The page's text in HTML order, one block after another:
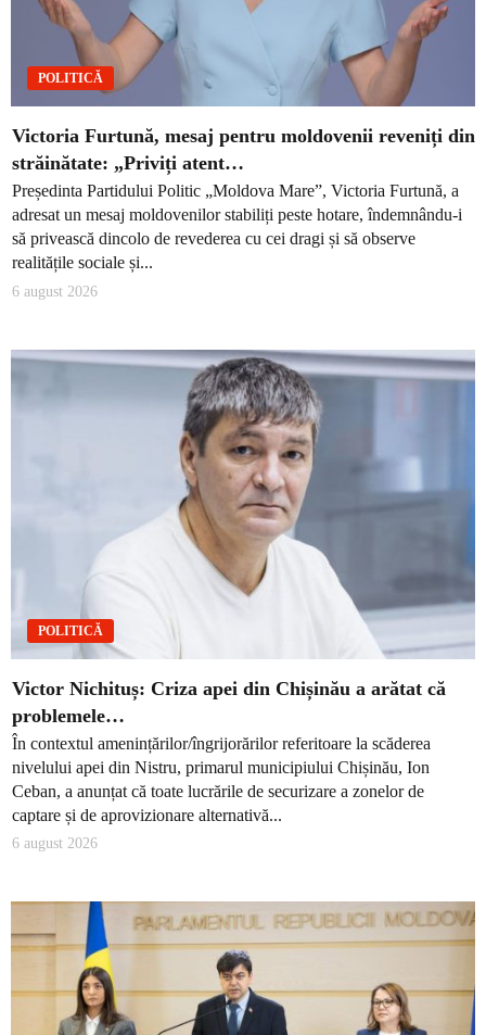
POLITICĂ
Victoria Furtună, mesaj pentru moldovenii reveniți din
străinătate: „Priviți atent…
Președinta Partidului Politic „Moldova Mare”, Victoria Furtună, a
adresat un mesaj moldovenilor stabiliți peste hotare, îndemnându-i
să privească dincolo de revederea cu cei dragi și să observe
realitățile sociale și...
6 august 2026
POLITICĂ
Victor Nichituș: Criza apei din Chișinău a arătat că
problemele…
În contextul amenințărilor/îngrijorărilor referitoare la scăderea
nivelului apei din Nistru, primarul municipiului Chișinău, Ion
Ceban, a anunțat că toate lucrările de securizare a zonelor de
captare și de aprovizionare alternativă...
6 august 2026